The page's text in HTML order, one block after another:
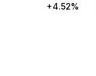
+4.52%